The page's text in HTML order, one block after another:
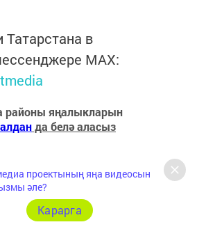
Татарстана в
MАХ:
районы яңалыкларын
да белә аласыз
проектының яңа видеосын
әле?
Карарга